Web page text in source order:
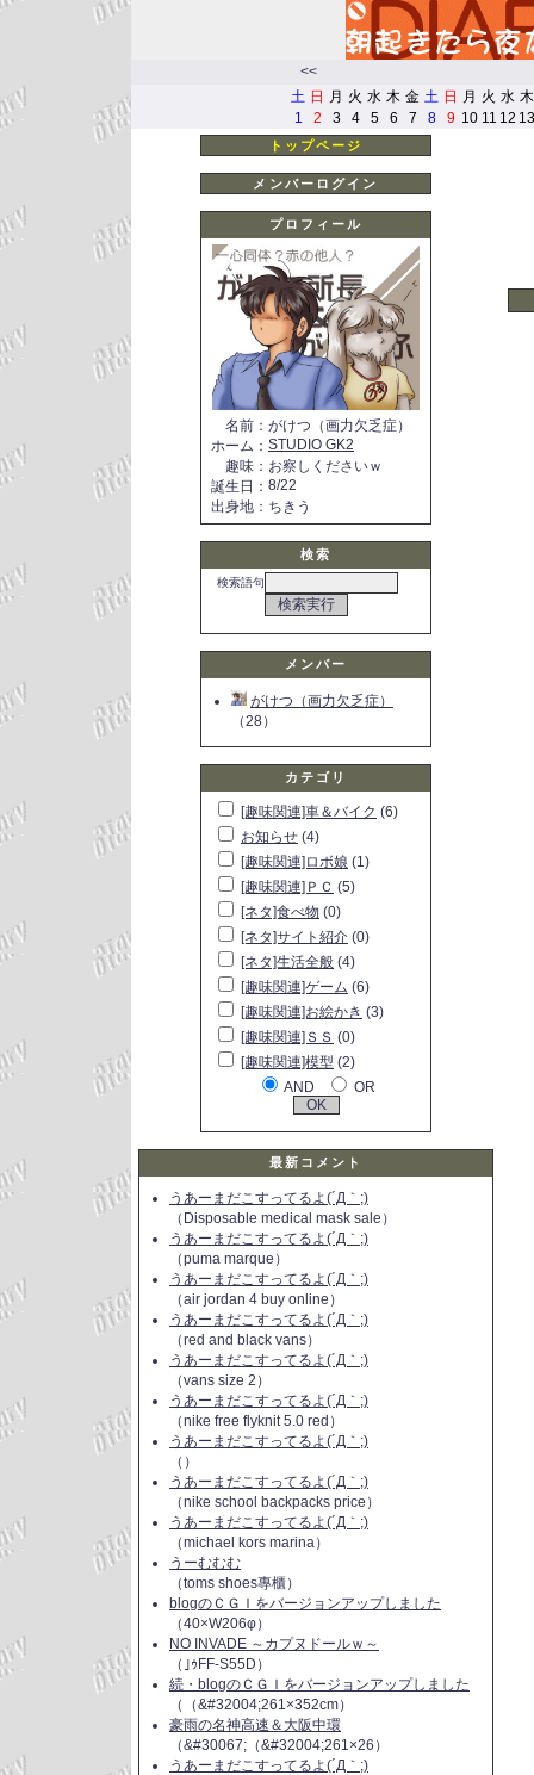
<<
土 日 月 火 水 木 金 土 日 月 火 水 木
1
2 3 4 5 6 7 8 9 10 11 12 13
トップページ
メンバーログイン
プロフィール
名前 ： がけつ（画力欠乏症）
ホーム ： STUDIO GK2
趣味 ： お察しくださいｗ
誕生日 ： 8/22
出身地 ： ちきう
検索
検索語句
メンバー
がけつ（画力欠乏症）
（28）
カテゴリ
[趣味関連]車＆バイク (6)
お知らせ (4)
[趣味関連]ロボ娘 (1)
[趣味関連]ＰＣ (5)
[ネタ]食べ物 (0)
[ネタ]サイト紹介 (0)
[ネタ]生活全般 (4)
[趣味関連]ゲーム (6)
[趣味関連]お絵かき (3)
[趣味関連]ＳＳ (0)
[趣味関連]模型 (2)
AND
OR
最新コメント
うあーまだこすってるよ(´Д｀;)
（Disposable medical mask sale）
うあーまだこすってるよ(´Д｀;)
（puma marque）
うあーまだこすってるよ(´Д｀;)
（air jordan 4 buy online）
うあーまだこすってるよ(´Д｀;)
（red and black vans）
うあーまだこすってるよ(´Д｀;)
（vans size 2）
うあーまだこすってるよ(´Д｀;)
（nike free flyknit 5.0 red）
うあーまだこすってるよ(´Д｀;)
（）
うあーまだこすってるよ(´Д｀;)
（nike school backpacks price）
うあーまだこすってるよ(´Д｀;)
（michael kors marina）
うーむむむ
（toms shoes專櫃）
blogのＣＧＩをバージョンアップしました
（40×W206φ）
NO INVADE ～カプヌドールｗ～
（｣ｩFF-S55D）
続・blogのＣＧＩをバージョンアップしました
（（&#32004;261×352cm）
豪雨の名神高速＆大阪中環
（&#30067;（&#32004;261×26）
うあーまだこすってるよ(´Д｀;)